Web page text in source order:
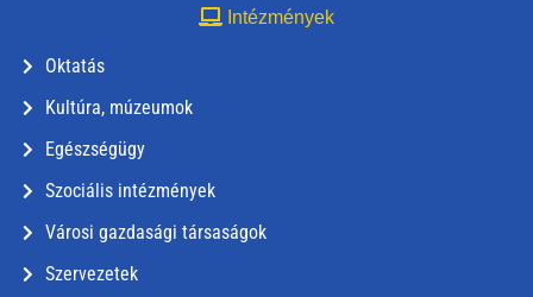
Intézmények
Oktatás
Kultúra, múzeumok
Egészségügy
Szociális intézmények
Városi gazdasági társaságok
Szervezetek